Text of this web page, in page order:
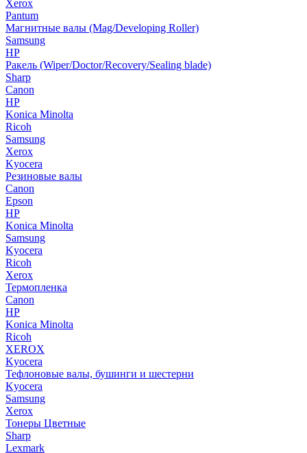
Xerox
Pantum
Магнитные валы (Mag/Developing Roller)
Samsung
HP
Ракель (Wiper/Doctor/Recovery/Sealing blade)
Sharp
Canon
HP
Konica Minolta
Ricoh
Samsung
Xerox
Kyocera
Резиновые валы
Canon
Epson
HP
Konica Minolta
Samsung
Kyocera
Ricoh
Xerox
Термопленка
Canon
HP
Konica Minolta
Ricoh
XEROX
Kyocera
Тефлоновые валы, бушинги и шестерни
Kyocera
Samsung
Xerox
Тонеры Цветные
Sharp
Lexmark